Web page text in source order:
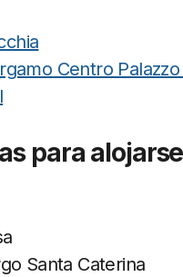
Centro
para
Santa Caterina